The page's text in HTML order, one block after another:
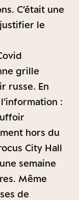
C’était une
le
grille
russe. En
:
hors du
City Hall
semaine
Même
de